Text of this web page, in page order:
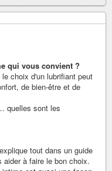
qui vous convient ?
choix d'un lubrifiant peut
de bien-être et de
quelles sont les
tout dans un guide
à faire le bon choix.